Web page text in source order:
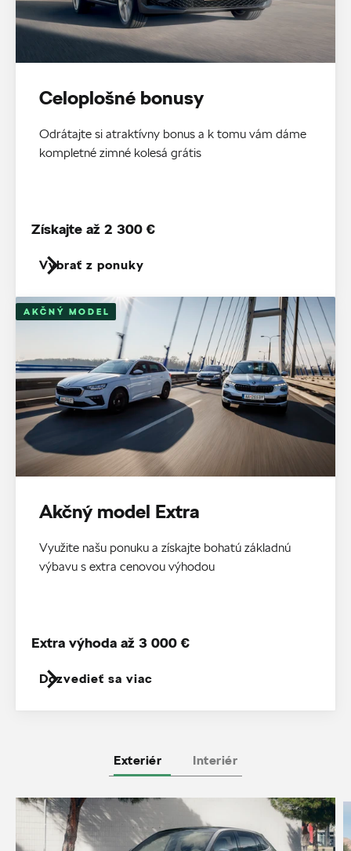
Celoplošné bonusy
Odrátajte si atraktívny bonus a k tomu vám dáme
kompletné zimné kolesá grátis
Vybrať z ponuky
Získajte až 2 300 €
AKČNÝ MODEL
Akčný model Extra
Využite našu ponuku a získajte bohatú základnú
výbavu s extra cenovou výhodou
Dozvedieť sa viac
Extra výhoda až 3 000 €
Exteriér Interiér